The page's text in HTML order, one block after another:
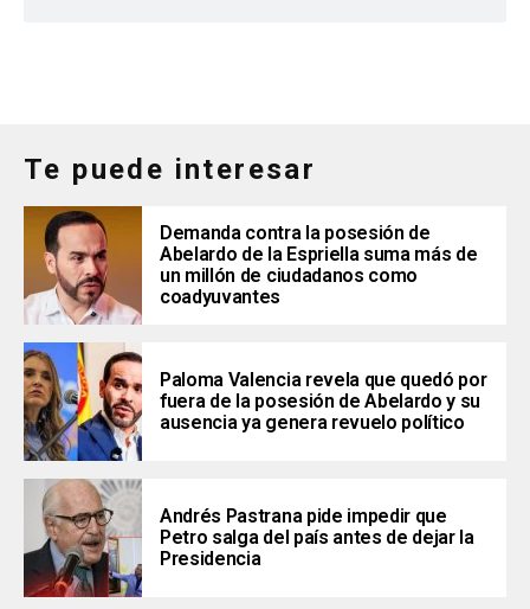
Te puede interesar
Demanda contra la posesión de
Abelardo de la Espriella suma más de
un millón de ciudadanos como
coadyuvantes
Paloma Valencia revela que quedó por
fuera de la posesión de Abelardo y su
ausencia ya genera revuelo político
Andrés Pastrana pide impedir que
Petro salga del país antes de dejar la
Presidencia